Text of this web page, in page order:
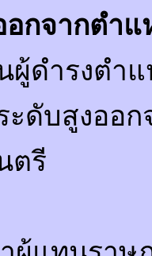
กจากตำแ
ผู้ดำรงตำแ
ะดับสูงออ
ตรี